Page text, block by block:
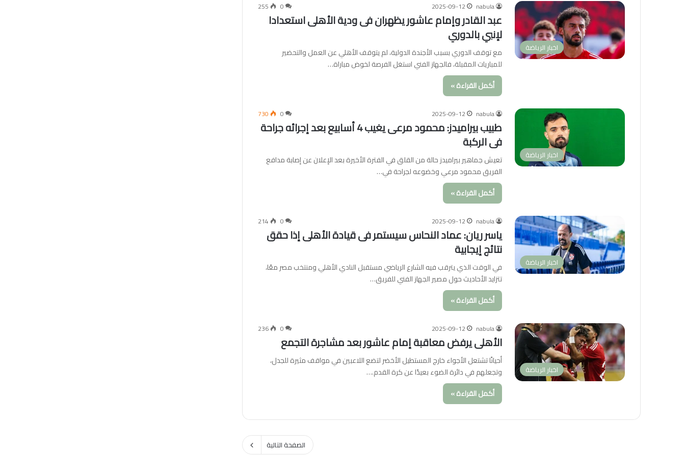
اخبار الرياضة
nabula
2025-09-12
0
255
عبد القادر وإمام عاشور يظهران فى ودية الأهلى استعدادا
لإنبي بالدوري
مع توقف الدوري بسبب الأجندة الدولية، لم يتوقف الأهلي عن العمل والتحضير
للمباريات المقبلة، فالجهاز الفني استغل الفرصة لخوض مباراة…
أكمل القراءة »
اخبار الرياضة
nabula
2025-09-12
0
730
طبيب بيراميدز: محمود مرعى يغيب 4 أسابيع بعد إجرائه جراحة
فى الركبة
تعيش جماهير بيراميدز حالة من القلق في الفترة الأخيرة بعد الإعلان عن إصابة مدافع
الفريق محمود مرعي وخضوعه لجراحة في…
أكمل القراءة »
اخبار الرياضة
nabula
2025-09-12
0
214
ياسر ريان: عماد النحاس سيستمر فى قيادة الأهلى إذا حقق
نتائج إيجابية
في الوقت الذي يترقب فيه الشارع الرياضي مستقبل النادي الأهلي ومنتخب مصر معًا،
تتزايد الأحاديث حول مصير الجهاز الفني للفريق…
أكمل القراءة »
اخبار الرياضة
nabula
2025-09-12
0
236
الأهلى يرفض معاقبة إمام عاشور بعد مشاجرة التجمع
أحيانًا تشتعل الأجواء خارج المستطيل الأخضر لتضع اللاعبين في مواقف مثيرة للجدل،
وتجعلهم في دائرة الضوء بعيدًا عن كرة القدم.…
أكمل القراءة »
الصفحة التالية